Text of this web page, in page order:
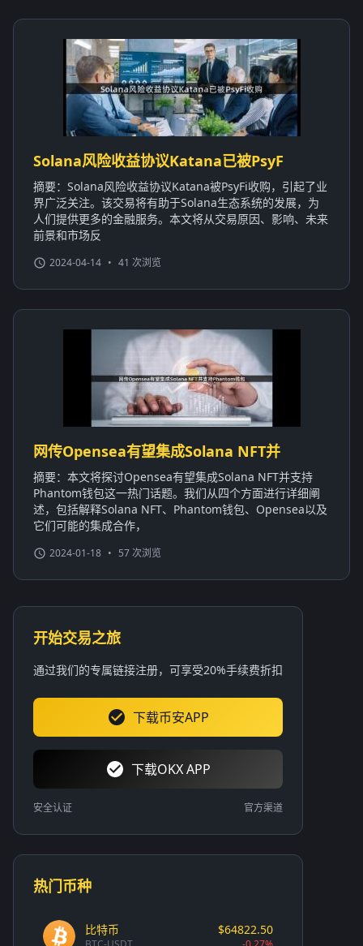
Solana风险收益协议Katana已被PsyF
摘要：Solana风险收益协议Katana被PsyFi收购，引起了业
界广泛关注。该交易将有助于Solana生态系统的发展，为
人们提供更多的金融服务。本文将从交易原因、影响、未来
前景和市场反
2024-04-14 • 41 次浏览
网传Opensea有望集成Solana NFT并
摘要：本文将探讨Opensea有望集成Solana NFT并支持
Phantom钱包这一热门话题。我们从四个方面进行详细阐
述，包括解释Solana NFT、Phantom钱包、Opensea以及
它们可能的集成合作，
2024-01-18 • 57 次浏览
开始交易之旅
通过我们的专属链接注册，可享受20%手续费折扣
下载币安APP
下载OKX APP
安全认证 官方渠道
热门币种
比特币 $64822.50